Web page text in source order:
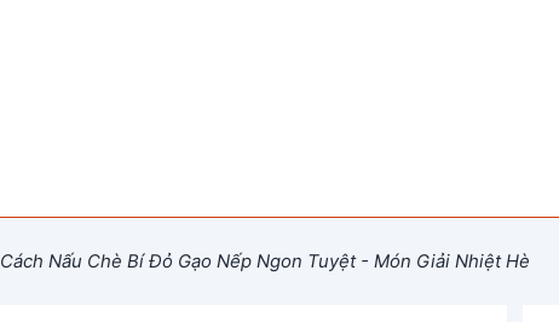
Cách Nấu Chè Bí Đỏ Gạo Nếp Ngon Tuyệt - Món Giải Nhiệt Hè